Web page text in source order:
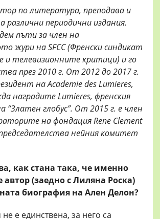
по литература, преподава и
различни периодични издания.
пъти за член на
жури на SFCC (Френски синдикат
и телевизионните критици) и го
през 2010 г. От 2012 до 2017 г.
на Academie des Lumieres,
наградите Lumieres, френския
“Златен глобус”. От 2015 г. е член
на фондация Rene Clement
нейния комитет
как стана така, че именно
автор (заедно с Лиляна Роска)
биография на Ален Делон?
е единствена, за него са